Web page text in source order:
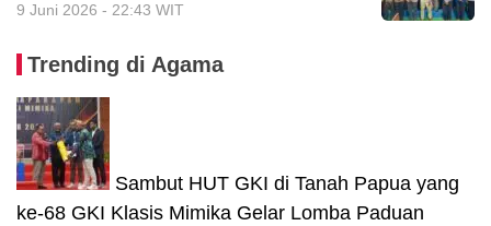
9 Juni 2026 - 22:43 WIT
Trending di Agama
Sambut HUT GKI di Tanah Papua yang
ke-68 GKI Klasis Mimika Gelar Lomba Paduan